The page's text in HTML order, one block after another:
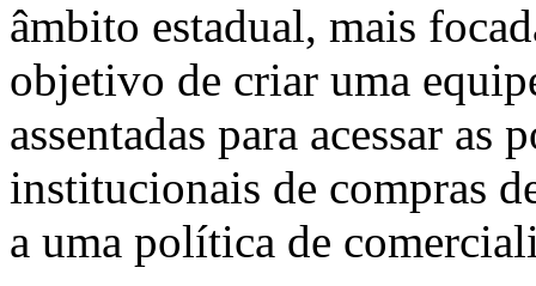
âmbito estadual, mais
objetivo de criar uma
assentadas para acessar
institucionais de compras
a uma política de